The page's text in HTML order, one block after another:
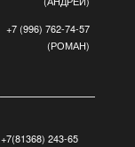
+7 (996) 762-74-57
(РОМАН)
+7(81368) 243-65